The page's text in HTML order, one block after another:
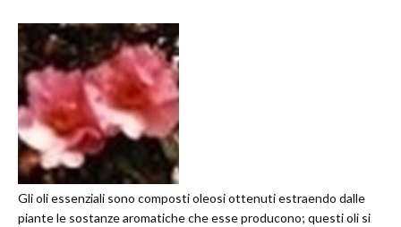
Gli oli essenziali sono composti oleosi ottenuti estraendo dalle
piante le sostanze aromatiche che esse producono; questi oli si